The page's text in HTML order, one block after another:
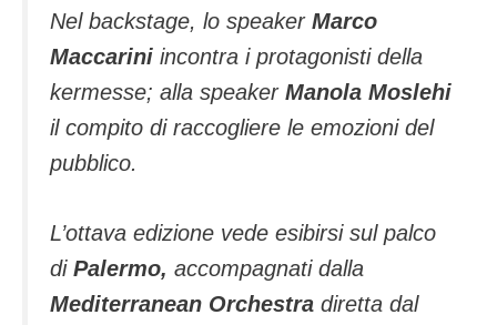
Nel backstage, lo speaker Marco
Maccarini incontra i protagonisti della
kermesse; alla speaker Manola Moslehi
il compito di raccogliere le emozioni del
pubblico.
L’ottava edizione vede esibirsi sul palco
di Palermo, accompagnati dalla
Mediterranean Orchestra diretta dal